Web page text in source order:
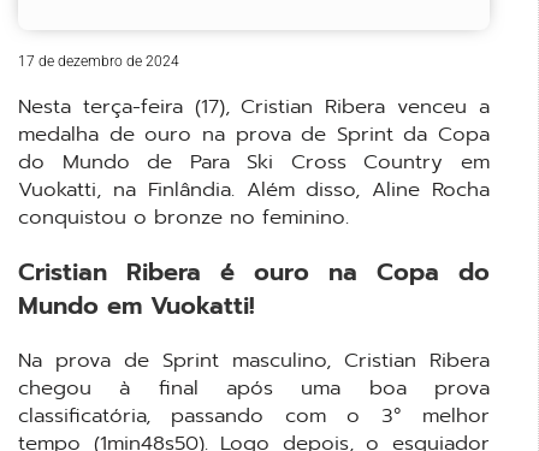
17 de dezembro de 2024
Nesta terça-feira (17), Cristian Ribera venceu a
medalha de ouro na prova de Sprint da Copa
do Mundo de Para Ski Cross Country em
Vuokatti, na Finlândia. Além disso, Aline Rocha
conquistou o bronze no feminino.
Cristian Ribera é ouro na Copa do
Mundo em Vuokatti!
Na prova de Sprint masculino, Cristian Ribera
chegou à final após uma boa prova
classificatória, passando com o 3° melhor
tempo (1min48s50). Logo depois, o esquiador